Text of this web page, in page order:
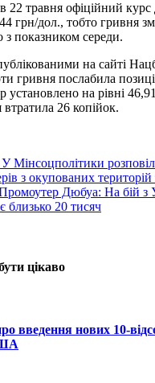
22 травня офіційний курс
грн/дол., тобто гривня
з показником середи.
на сайті
гривня послабила
установлено на рівні
26 копійок.
У Мінсоцполітики
з окупованих
Дюбуа: На бій з
близько 20 тисяч
цікаво
введення нових 10-